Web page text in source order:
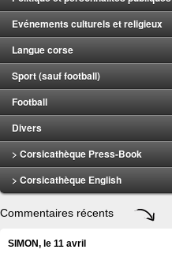
Evénements culturels et religieux
Langue corse
Sport (sauf football)
Football
Divers
> Corsicathèque Press-Book
> Corsicathèque English
Commentaires récents
SIMON, le 11 avril